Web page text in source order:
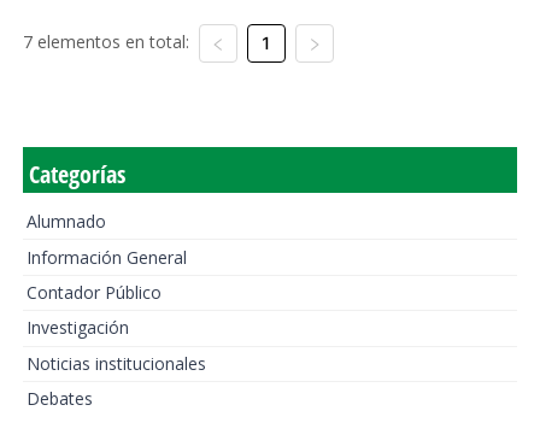
7 elementos en total: 1
Categorías
Alumnado
Información General
Contador Público
Investigación
Noticias institucionales
Debates